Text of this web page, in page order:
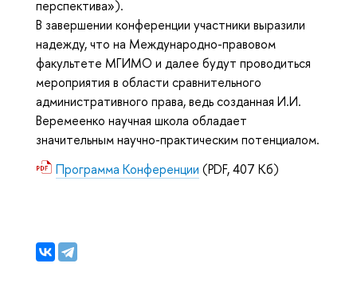
перспектива»).
В завершении конференции участники выразили
надежду, что на Международно-правовом
факультете МГИМО и далее будут проводиться
мероприятия в области сравнительного
административного права, ведь созданная И.И.
Веремеенко научная школа обладает
значительным научно-практическим потенциалом.
Программа Конференции (PDF, 407 Кб)